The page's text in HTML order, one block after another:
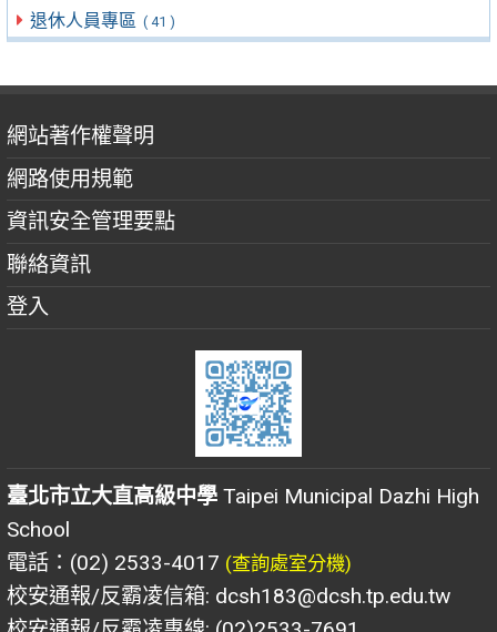
退休人員專區 ( 41 )
網站著作權聲明
網路使用規範
資訊安全管理要點
聯絡資訊
登入
臺北市立大直高級中學 Taipei Municipal Dazhi High
School
電話：(02) 2533-4017 (查詢處室分機)
校安通報/反霸凌信箱: dcsh183@dcsh.tp.edu.tw